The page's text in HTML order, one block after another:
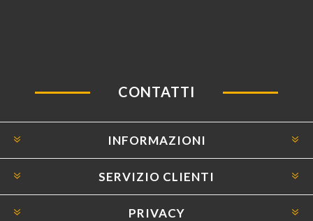
CONTATTI
INFORMAZIONI
SERVIZIO CLIENTI
PRIVACY